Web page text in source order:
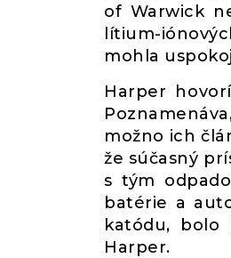
of Warwick
lítium-
mohla
Harper
možno ich
že súčasný
s tým
batérie a
katódu, bolo
Harper.